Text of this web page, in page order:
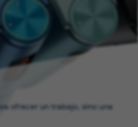
ofrecer un trabajo, sino una